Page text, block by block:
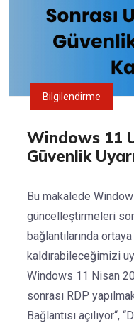
Bilgilendirme
Windows 11
Güvenlik
Bu makalede
güncelleştirmeleri
bağlantılarında ortaya
kaldırabileceğimizi
Windows 11 Nisan
sonrası RDP
Bağlantısı açılıyor“,